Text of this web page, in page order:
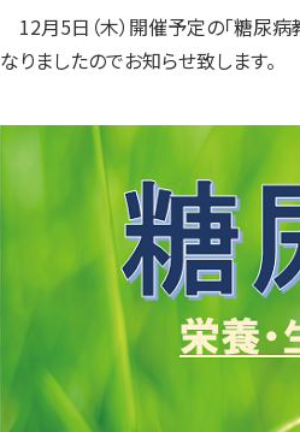
12月5日（木）開催予定の「糖尿
なりましたのでお知らせ致します。